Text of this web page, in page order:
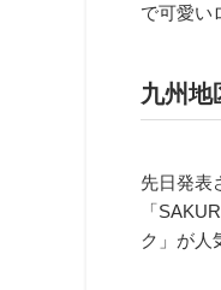
で可愛い
九州地
先日発表
「
ク」が人